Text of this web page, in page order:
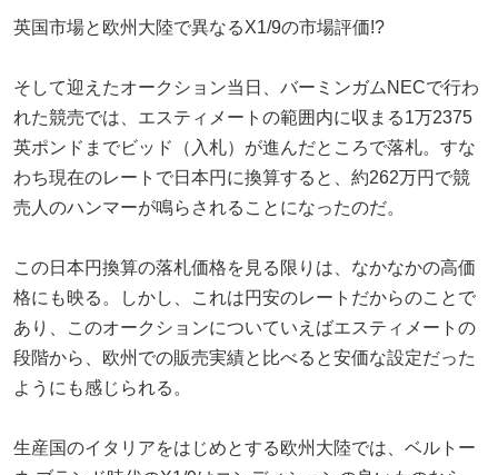
英国市場と欧州大陸で異なるX1/9の市場評価!?
そして迎えたオークション当日、バーミンガムNECで行わ
れた競売では、エスティメートの範囲内に収まる1万2375
英ポンドまでビッド（入札）が進んだところで落札。すな
わち現在のレートで日本円に換算すると、約262万円で競
売人のハンマーが鳴らされることになったのだ。
この日本円換算の落札価格を見る限りは、なかなかの高価
格にも映る。しかし、これは円安のレートだからのことで
あり、このオークションについていえばエスティメートの
段階から、欧州での販売実績と比べると安価な設定だった
ようにも感じられる。
生産国のイタリアをはじめとする欧州大陸では、ベルトー